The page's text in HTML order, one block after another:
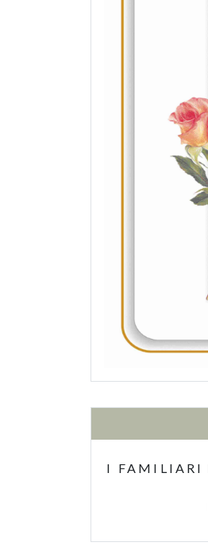
I FAMILIARI